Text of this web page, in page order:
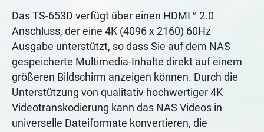
Das TS-653D verfügt über einen HDMI™ 2.0
Anschluss, der eine 4K (4096 x 2160) 60Hz
Ausgabe unterstützt, so dass Sie auf dem NAS
gespeicherte Multimedia-Inhalte direkt auf einem
größeren Bildschirm anzeigen können. Durch die
Unterstützung von qualitativ hochwertiger 4K
Videotranskodierung kann das NAS Videos in
universelle Dateiformate konvertieren, die